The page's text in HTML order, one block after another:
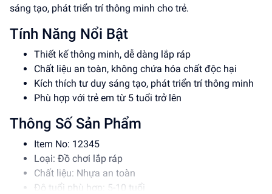
sáng tạo, phát triển trí thông minh cho trẻ.
Tính Năng Nổi Bật
Thiết kế thông minh, dễ dàng lắp ráp
Chất liệu an toàn, không chứa hóa chất độc hại
Kích thích tư duy sáng tạo, phát triển trí thông minh
Phù hợp với trẻ em từ 5 tuổi trở lên
Thông Số Sản Phẩm
Item No: 12345
Loại: Đồ chơi lắp ráp
Chất liệu: Nhựa an toàn
Độ tuổi phù hợp: 5-10 tuổi